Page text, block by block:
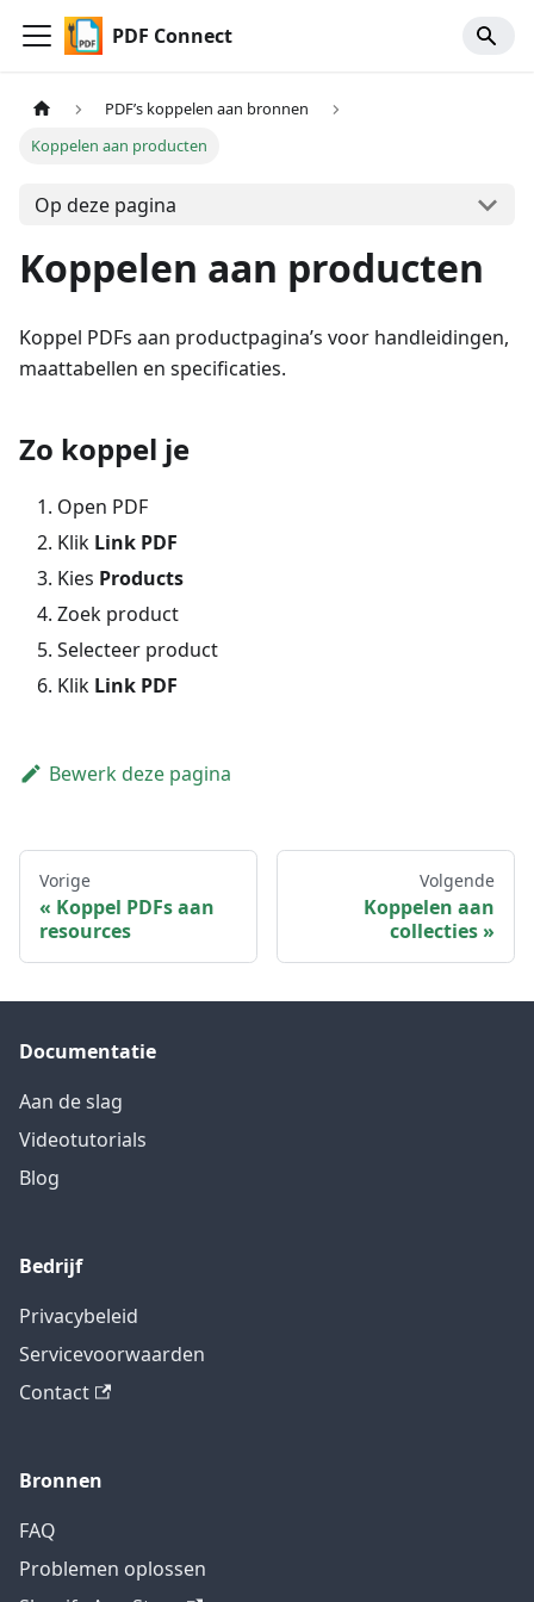
PDF Connect
PDF’s koppelen aan bronnen
Koppelen aan producten
Op deze pagina
Koppelen aan producten
Koppel PDFs aan productpagina’s voor handleidingen,
maattabellen en specificaties.
Zo koppel je
Open PDF
Klik Link PDF
Kies Products
Zoek product
Selecteer product
Klik Link PDF
Bewerk deze pagina
Vorige
Koppel PDFs aan
resources
Volgende
Koppelen aan
collecties
Documentatie
Aan de slag
Videotutorials
Blog
Bedrijf
Privacybeleid
Servicevoorwaarden
Contact
Bronnen
FAQ
Problemen oplossen